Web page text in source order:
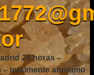
24 horas –
totalmente anonimo